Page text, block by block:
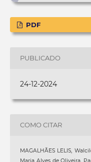
PDF
PUBLICADO
24-12-2024
COMO CITAR
MAGALHÃES LELIS,